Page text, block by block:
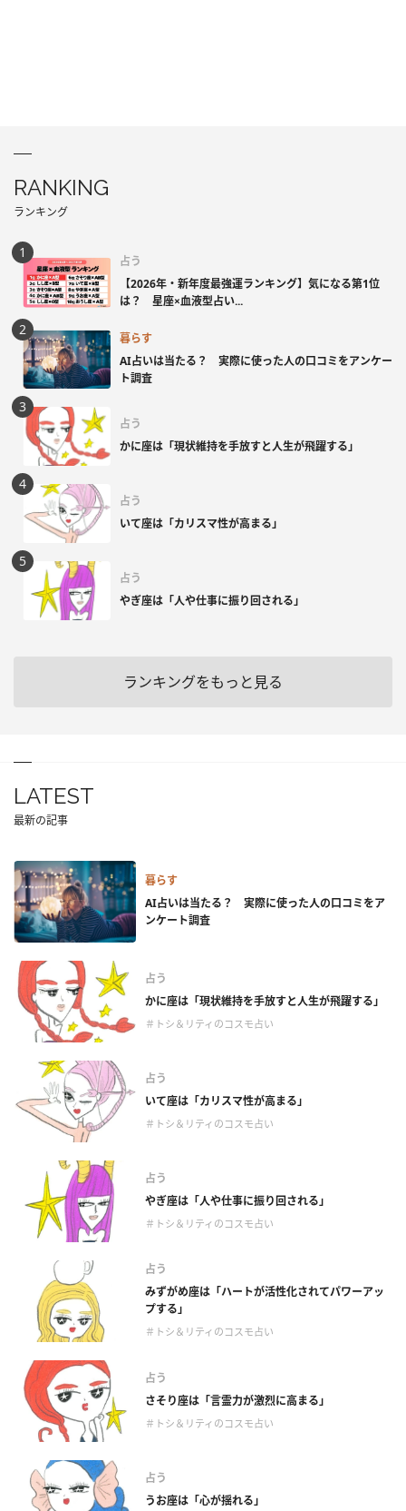
RANKING
ランキング
占う
【2026年・新年度最強運ランキング】気になる第1位
は？ 星座×血液型占い...
暮らす
AI占いは当たる？ 実際に使った人の口コミをアンケー
ト調査
占う
かに座は「現状維持を手放すと人生が飛躍する」
占う
いて座は「カリスマ性が高まる」
占う
やぎ座は「人や仕事に振り回される」
ランキングをもっと見る
LATEST
最新の記事
暮らす
AI占いは当たる？ 実際に使った人の口コミをア
ンケート調査
占う
かに座は「現状維持を手放すと人生が飛躍する」
＃トシ＆リティのコスモ占い
占う
いて座は「カリスマ性が高まる」
＃トシ＆リティのコスモ占い
占う
やぎ座は「人や仕事に振り回される」
＃トシ＆リティのコスモ占い
占う
みずがめ座は「ハートが活性化されてパワーアッ
プする」
＃トシ＆リティのコスモ占い
占う
さそり座は「言霊力が激烈に高まる」
＃トシ＆リティのコスモ占い
占う
うお座は「心が揺れる」